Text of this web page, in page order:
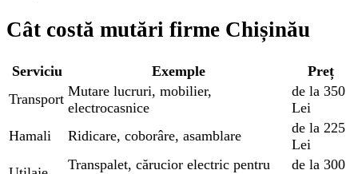
Cât costă mutări firme Chișinău
Serviciu Exemple
Preț
Transport Mutare lucruri, mobilier,
electrocasnice
de la 350
Lei
Hamali
Ridicare, coborâre, asamblare
de la 225
Lei
Transpalet, cărucior electric pentru
de la 300